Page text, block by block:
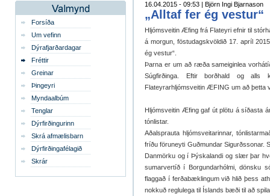
Forsíða
Um vefinn
Dýrafjarðardagar
Fréttir
Greinar
Þingeyri
Myndaalbúm
Tenglar
Dýrfirðingurinn
Skrá afmælisbarn
Dýrfirðingafélagið
Skrár
16.04.2015 - 09:53 | Björn Ingi Bjarnason
„Alltaf fer ég vestur“
Hljómsveitin Æfing frá Flateyri efnir til
á morgun, föstudagskvöldið 17. apríl
ég vestur“.
Þarna er um að ræða sameiginlea
Súgfirðinga. Eftir borðhald og alls
Flateyrarhljómsveitin ÆFING um að þetta
Hljómsveitin Æfing gaf út plötu á síðasta
tónlistar.
Aðalsprauta hljómsveitarinnar,
fríðu föruneyti Guðmundar Sigurðssonar.
Danmörku og í Þýskalandi og slær þar
sumarvertíð í Borgundarhólmi, dönsku
flaggað í ferðabæklingum við hlið þess
nokkuð reglulega til Íslands bæði til að